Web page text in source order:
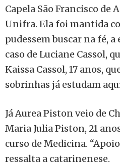
Capela São Francisco de
Unifra. Ela foi mantida
pudessem buscar na fé,
caso de Luciane Cassol,
Kaissa Cassol, 17 anos,
sobrinhas já estudam
Já Aurea Piston veio de
Maria Julia Piston, 21
curso de Medicina.
ressalta a catarinenese.